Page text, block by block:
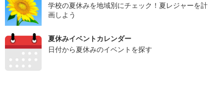
学校の夏休みを地域別にチェック！夏レジャーを計
画しよう
夏休みイベントカレンダー
日付から夏休みのイベントを探す